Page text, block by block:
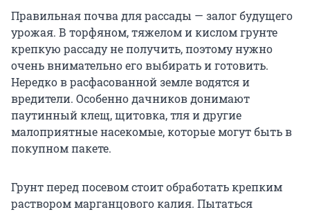
Правильная почва для рассады — залог будущего
урожая. В торфяном, тяжелом и кислом грунте
крепкую рассаду не получить, поэтому нужно
очень внимательно его выбирать и готовить.
Нередко в расфасованной земле водятся и
вредители. Особенно дачников донимают
паутинный клещ, щитовка, тля и другие
малоприятные насекомые, которые могут быть в
покупном пакете.
Грунт перед посевом стоит обработать крепким
раствором марганцового калия. Пытаться